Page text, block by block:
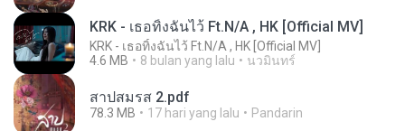
KRK - เธอทิ้งฉันไว้ Ft.N/A , HK [Official MV]
KRK - เธอทิ้งฉันไว้ Ft.N/A , HK [Official MV]
4.6 MB
8 bulan yang lalu นวมินทร์
สาปสมรส 2.pdf
78.3 MB 17 hari yang lalu Pandarin